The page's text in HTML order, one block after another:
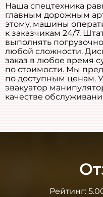
Наша спецтехника
главным дорожным
этому, машины
к заказчикам 24/7.
выполнять
любой сложности.
заказ в любое время
по стоимости. Мы
по доступным ценам.
эвакуатор
качестве
Рейтинг: